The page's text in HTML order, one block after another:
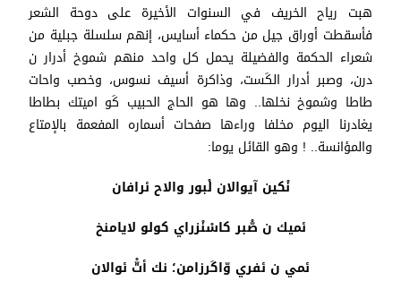
هبت رياح الخريف في السنوات الأخيرة على دوحة الشعر
فأسقطت أوراق جيل من حكماء أسايس، إنهم سلسلة جبلية من
شعراء الحكمة والفضيلة يحمل كل واحد منهم شموخ أدرار ن
درن، وصبر أدرار الكَست، وذاكرة أسيف نسوس، وخصب واحات
طاطا وشموخ نخلها.. وها هو الحاج الحبيب كَو اميتك بطاطا
يغادرنا اليوم مخلفا وراءها صفحات أسماره المفعمة بالإمتاع
والمؤانسة.. ! وهو القائل يوما:
نْكين آيوالان لْبور والاح ئرافان
ئميك ن صّْبر كاسْنْزراي كولو لايامنخ
ئمي ن ئفري وّاكَرزامن؛ نك أتّْ ئوالان